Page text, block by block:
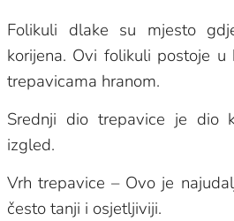
Folikuli dlake su mjesto
korijena. Ovi folikuli postoje
trepavicama hranom.
Srednji dio trepavice je dio
izgled.
Vrh trepavice – Ovo je
često tanji i osjetljiviji.